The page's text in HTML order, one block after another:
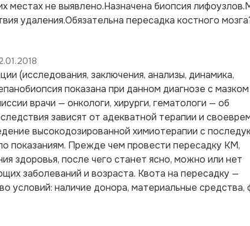
местах не выявлено.Назначена биопсия
удаления.Обязательна пересадка костного
(исследования, заключения, анализы, динамика,
показана при данном диагнозе с мазком
врачи — онкологи, хирурги, гематологи — об
зависят от адекватной терапии и
высокодозированной химиотерапии с
показаниям. Прежде чем провести пересадку КМ,
здоровья, после чего станет ясно, можно или нет
заболеваний и возраста. Квота на пересадку —
условий: наличие донора, материальные средства,